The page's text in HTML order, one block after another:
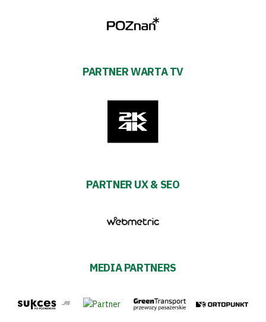
PARTNER WARTA TV
PARTNER UX & SEO
MEDIA PARTNERS